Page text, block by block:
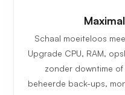
Schaal moeiteloos
Upgrade CPU, RAM,
zonder downtime
beheerde back-ups,